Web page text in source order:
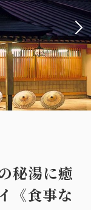
秘湯に癒
《食事な